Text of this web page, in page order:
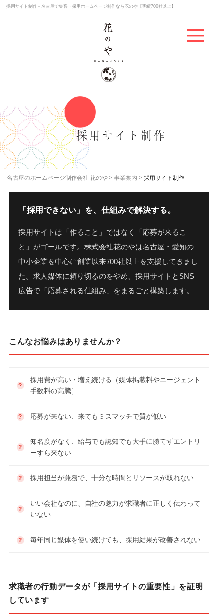
採用サイト制作 - 名古屋で集客・採用ホームページ制作なら花のや【実績700社以上】
採用サイト制作
名古屋のホームページ制作会社 花のや 事業案内 採用サイト制作
「採用できない」を、仕組みで解決する。
採用サイトは「作ること」ではなく「応募が来るこ
と」がゴールです。株式会社花のやは名古屋・愛知の
中小企業を中心に創業以来700社以上を支援してきまし
た。求人媒体に頼り切るのをやめ、採用サイトとSNS
広告で「応募される仕組み」をまるごと構築します。
こんなお悩みはありませんか？
採用費が高い・増え続ける（媒体掲載料やエージェント
手数料の高騰）
応募が来ない、来てもミスマッチで質が低い
知名度がなく、給与でも認知でも大手に勝てずエントリ
ーすら来ない
採用担当が兼務で、十分な時間とリソースが取れない
いい会社なのに、自社の魅力が求職者に正しく伝わって
いない
毎年同じ媒体を使い続けても、採用結果が改善されない
求職者の行動データが「採用サイトの重要性」を証明
しています